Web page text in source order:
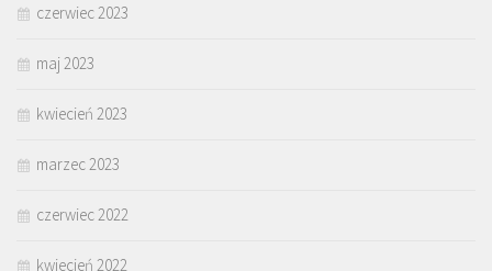
czerwiec 2023
maj 2023
kwiecień 2023
marzec 2023
czerwiec 2022
kwiecień 2022